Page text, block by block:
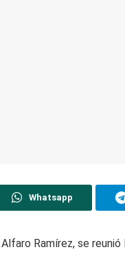
Whatsapp
Ramírez, se reunió